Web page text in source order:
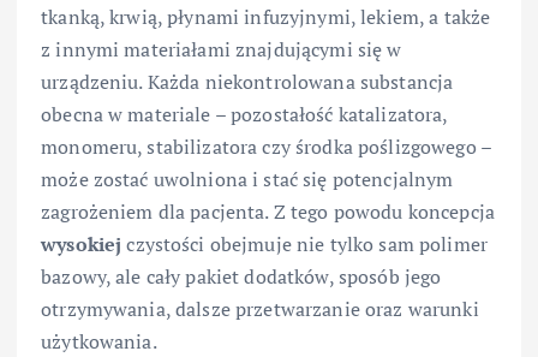
tkanką, krwią, płynami infuzyjnymi, lekiem, a także
z innymi materiałami znajdującymi się w
urządzeniu. Każda niekontrolowana substancja
obecna w materiale – pozostałość katalizatora,
monomeru, stabilizatora czy środka poślizgowego –
może zostać uwolniona i stać się potencjalnym
zagrożeniem dla pacjenta. Z tego powodu koncepcja
wysokiej czystości obejmuje nie tylko sam polimer
bazowy, ale cały pakiet dodatków, sposób jego
otrzymywania, dalsze przetwarzanie oraz warunki
użytkowania.